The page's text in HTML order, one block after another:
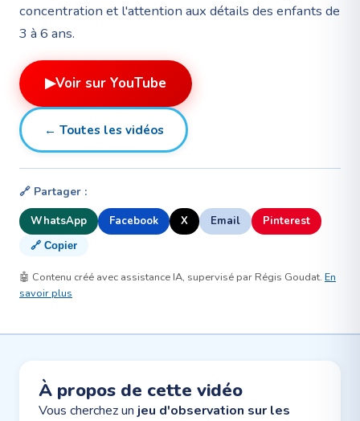
concentration et l'attention aux détails des enfants de
3 à 6 ans.
▶Voir sur YouTube
← Toutes les vidéos
🔗 Partager :
WhatsApp Facebook X Email Pinterest
🔗 Copier
🤖 Contenu créé avec assistance IA, supervisé par Régis Goudat. En
savoir plus
À propos de cette vidéo
Vous cherchez un jeu d'observation sur les